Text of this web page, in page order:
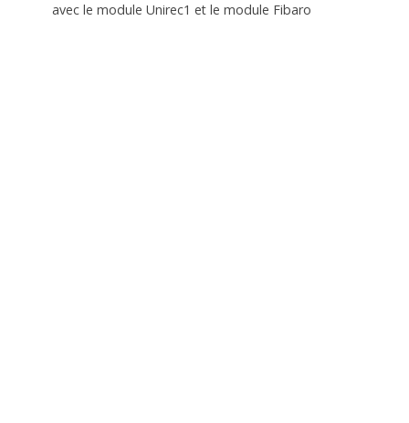
avec le module Unirec1 et le module Fibaro